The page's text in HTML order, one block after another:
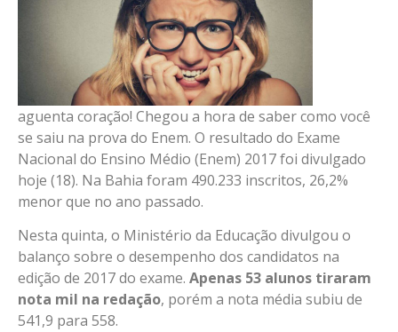
aguenta coração! Chegou a hora de saber como você
se saiu na prova do Enem. O resultado do Exame
Nacional do Ensino Médio (Enem) 2017 foi divulgado
hoje (18). Na Bahia foram 490.233 inscritos, 26,2%
menor que no ano passado.
Nesta quinta, o Ministério da Educação divulgou o
balanço sobre o desempenho dos candidatos na
edição de 2017 do exame. Apenas 53 alunos tiraram
nota mil na redação, porém a nota média subiu de
541,9 para 558.